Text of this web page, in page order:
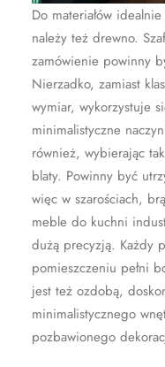
Do materiałów
należy też drewno.
zamówienie powinny
Nierzadko, zamiast
wymiar, wykorzystuje
minimalistyczne
również, wybierając
blaty. Powinny być
więc w szarościach,
meble do kuchni
dużą precyzją. Każdy
pomieszczeniu pełni
jest też ozdobą,
minimalistycznego
pozbawionego